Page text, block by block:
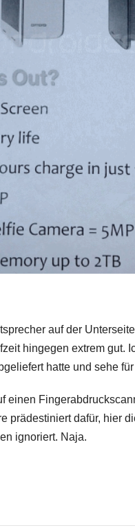
auf der
hingegen extrem gut.
hatte und sehe
einen
prädestiniert dafür, hier
ignoriert. Naja.